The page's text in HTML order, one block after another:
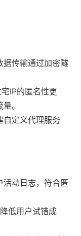
据传输通过加密隧
IP的匿名性更
。
自定义代理服务
活动日志，符合匿
低用户试错成